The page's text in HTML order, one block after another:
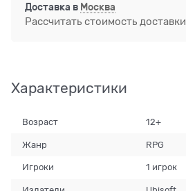
Доставка в Москва
Рассчитать стоимость доставки
Характеристики
Возраст 12+
Жанр RPG
Игроки 1 игрок